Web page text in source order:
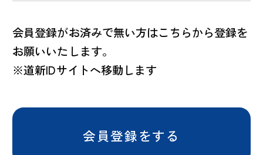
会員登録がお済みで無い方はこちらから登録を
お願いいたします。
※道新IDサイトへ移動します
会員登録をする